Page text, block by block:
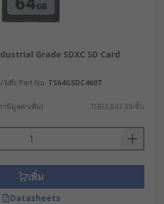
Grade SDXC SD Card
Mfr. Part No. TS64GSDC460T
าษีมูลค่าเพิ่ม) THB3,847.38/ชิ้น
เพิ่ม
Datasheets